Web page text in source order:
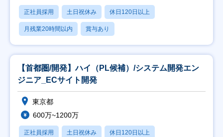
正社員採用 土日祝休み 休日120日以上
月残業20時間以内 賞与あり
【首都圏/開発】ハイ（PL候補）/システム開発エン
ジニア_ECサイト開発
東京都
600万~1200万
正社員採用 土日祝休み 休日120日以上